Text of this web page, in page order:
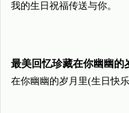
我的生日祝福传送与你。
最美回忆珍藏在你幽幽的
在你幽幽的岁月里(生日快